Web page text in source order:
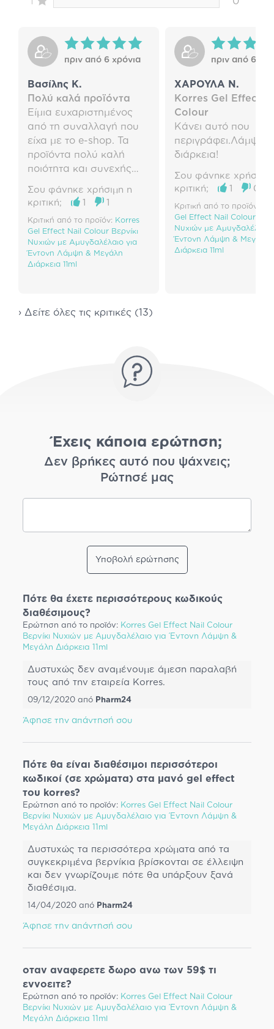
πριν από 6 χρόνια
Βασίλης Κ.
Πολύ καλά προϊόντα
Είμια ευχαριστημένος
από τη συναλλαγή που
είχα με το e-shop. Τα
προϊόντα πολύ καλή
ποιότητα και συνεχής
παραγγελία μου.
Σου φάνηκε χρήσιμη η
κριτική;
1 1
Κριτική από το προϊόν: Korres
Gel Effect Nail Colour Βερνίκι
Νυχιών με Αμυγδαλέλαιο για
Έντονη Λάμψη & Μεγάλη
Διάρκεια 11ml
πριν από 6
ΧΑΡΟΥΛΑ Ν.
Korres Gel Effect
Colour
Κάνει αυτό που
περιγράφει.Λάμψη
διάρκεια!
Σου φάνηκε χρήσιμη
κριτική;
1 0
Κριτική από το προϊόν:
Gel Effect Nail Colour
Νυχιών με Αμυγδαλέλαιο
Έντονη Λάμψη & Μεγάλη
Διάρκεια 11ml
› Δείτε όλες τις κριτικές (13)
Έχεις κάποια ερώτηση;
Δεν βρήκες αυτό που ψάχνεις;
Ρώτησέ μας
Υποβολή ερώτησης
Πότε θα έχετε περισσότερους κωδικούς
διαθέσιμους?
Ερώτηση από το προϊόν: Korres Gel Effect Nail Colour
Βερνίκι Νυχιών με Αμυγδαλέλαιο για Έντονη Λάμψη &
Μεγάλη Διάρκεια 11ml
Δυστυχώς δεν αναμένουμε άμεση παραλαβή
τους από την εταιρεία Κorres.
09/12/2020 από Pharm24
Άφησε την απάντησή σου
Πότε θα είναι διαθέσιμοι περισσότεροι
κωδικοί (σε χρώματα) στα μανό gel effect
του korres?
Ερώτηση από το προϊόν: Korres Gel Effect Nail Colour
Βερνίκι Νυχιών με Αμυγδαλέλαιο για Έντονη Λάμψη &
Μεγάλη Διάρκεια 11ml
Δυστυχώς τα περισσότερα χρώματα από τα
συγκεκριμένα βερνίκια βρίσκονται σε έλλειψη
και δεν γνωρίζουμε πότε θα υπάρξουν ξανά
διαθέσιμα.
14/04/2020 από Pharm24
Άφησε την απάντησή σου
οταν αναφερετε δωρο ανω των 59$ τι
εννοειτε?
Ερώτηση από το προϊόν: Korres Gel Effect Nail Colour
Βερνίκι Νυχιών με Αμυγδαλέλαιο για Έντονη Λάμψη &
Μεγάλη Διάρκεια 11ml